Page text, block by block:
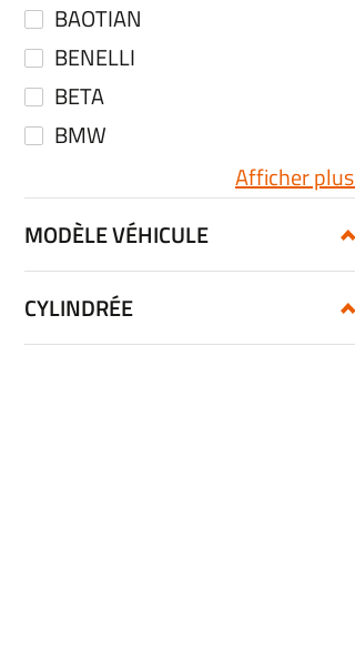
BAOTIAN
BENELLI
BETA
BMW
Afficher plus
MODÈLE VÉHICULE
CYLINDRÉE